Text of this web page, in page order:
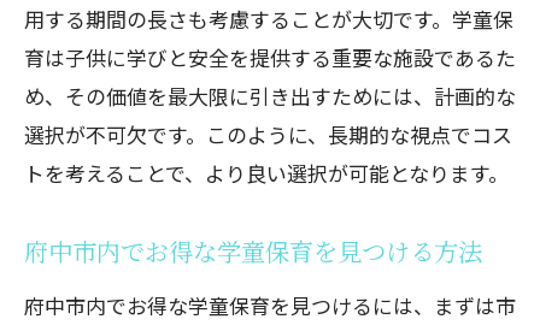
用する期間の長さも考慮することが大切です。学童保
育は子供に学びと安全を提供する重要な施設であるた
め、その価値を最大限に引き出すためには、計画的な
選択が不可欠です。このように、長期的な視点でコス
トを考えることで、より良い選択が可能となります。
府中市内でお得な学童保育を見つける方法
府中市内でお得な学童保育を見つけるには、まずは市